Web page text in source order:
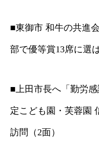
■東御市 和牛の共進
部で優等賞13席に選
■上田市長へ「勤労
定こども園・芙蓉園
訪問（2面）